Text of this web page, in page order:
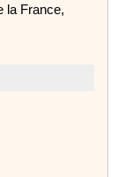
la France,